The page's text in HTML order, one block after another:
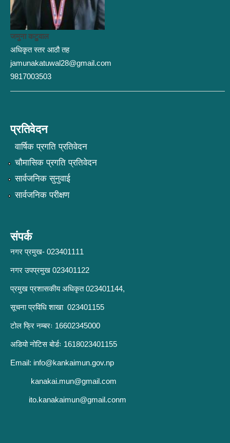
जमुना कटुवाल
अधिकृत स्तर आठौ तह
jamunakatuwal28@gmail.com
9817003503
प्रतिवेदन
वार्षिक प्रगति प्रतिवेदन
चौमासिक प्रगति प्रतिवेदन
सार्वजनिक सुनुवाई
सार्वजनिक परीक्षण
संपर्क
नगर प्रमुख- 023401111
नगर उपप्रमुख 023401122
प्रमुख प्रशासकीय अधिकृत 023401144,
सूचना प्रविधि शाखा 023401155
टोल फ्रि नम्बरः 16602345000
अडियो नोटिस बोर्डः 1618023401155
Email: info@kankaimun.gov.np
kanakai.mun@gmail.com
ito.kanakaimun@gmail.conm